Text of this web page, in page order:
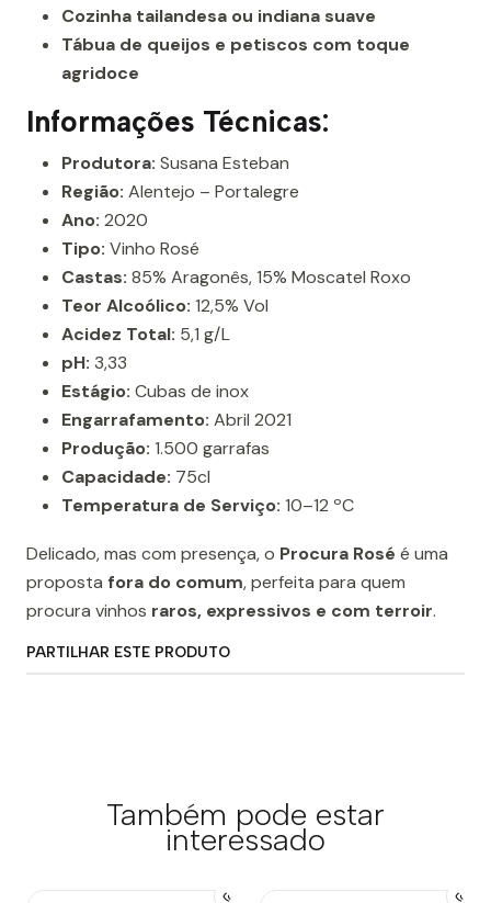
Cozinha tailandesa ou indiana suave
Tábua de queijos e petiscos com toque
agridoce
Informações Técnicas:
Produtora: Susana Esteban
Região: Alentejo – Portalegre
Ano: 2020
Tipo: Vinho Rosé
Castas: 85% Aragonês, 15% Moscatel Roxo
Teor Alcoólico: 12,5% Vol
Acidez Total: 5,1 g/L
pH: 3,33
Estágio: Cubas de inox
Engarrafamento: Abril 2021
Produção: 1.500 garrafas
Capacidade: 75cl
Temperatura de Serviço: 10–12 ºC
Delicado, mas com presença, o Procura Rosé é uma
proposta fora do comum, perfeita para quem
procura vinhos raros, expressivos e com terroir.
PARTILHAR ESTE PRODUTO
Também pode estar
interessado